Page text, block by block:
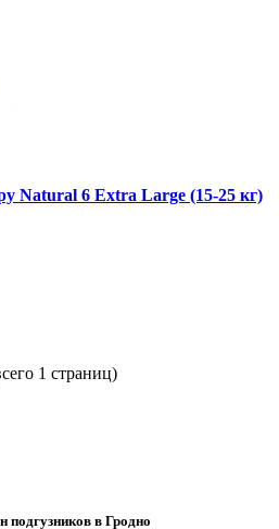
Natural 6 Extra Large (15-25 кг)
1 страниц)
подгузников в Гродно